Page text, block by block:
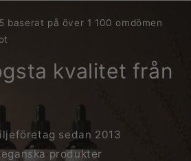
baserat på över 1 100 omdömen
kvalitet från
sedan 2013
produkter